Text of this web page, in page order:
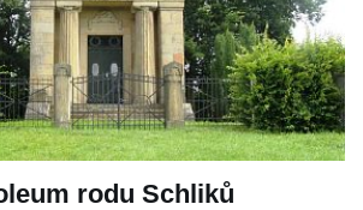
rodu Schliků